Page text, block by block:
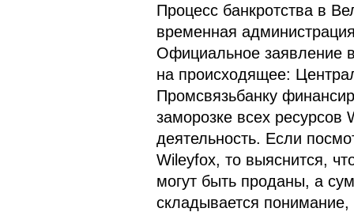
Процесс банкротства в
временная
Официальное заявление
на происходящее:
Промсвязьбанку
заморозке всех ресурсов
деятельность. Если
Wileyfox, то выяснится,
могут быть проданы, а
складывается